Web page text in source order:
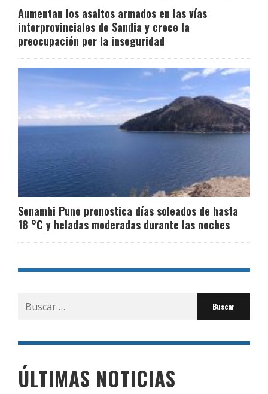
Aumentan los asaltos armados en las vías
interprovinciales de Sandia y crece la
preocupación por la inseguridad
Senamhi Puno pronostica días soleados de hasta
18 °C y heladas moderadas durante las noches
Buscar
por:
ÚLTIMAS NOTICIAS